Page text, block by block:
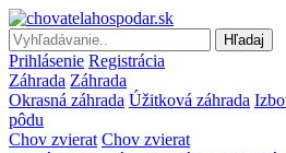
Hľadaj
Prihlásenie Registrácia
Záhrada Záhrada
Okrasná záhrada Úžitková záhrada
pôdu
Chov zvierat Chov zvierat